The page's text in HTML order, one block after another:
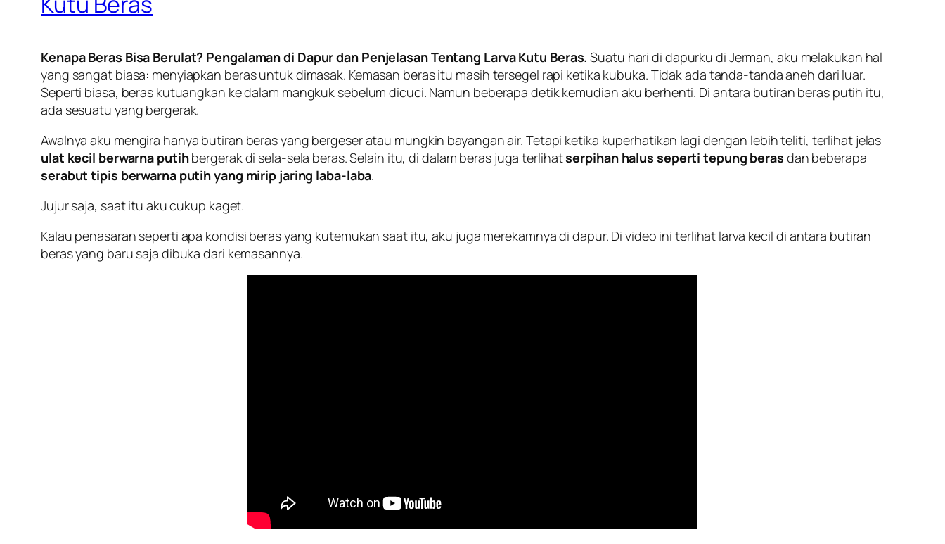
Kenapa Beras Bisa Berulat? Pengalaman di Dapur dan Penjelasan Tentang Larva Kutu Beras.Suatu hari di dapurku di Jerman, aku melakukan hal
yang sangat biasa: menyiapkan beras untuk dimasak. Kemasan beras itu masih tersegel rapi ketika kubuka. Tidak ada tanda-tanda aneh dari luar.
Seperti biasa, beras kutuangkan ke dalam mangkuk sebelum dicuci. Namun beberapa detik kemudian aku berhenti. Di antara butiran beras putih itu,
ada sesuatu yang bergerak.
Awalnya aku mengira hanya butiran beras yang bergeser atau mungkin bayangan air. Tetapi ketika kuperhatikan lagi dengan lebih teliti, terlihat jelas
ulat kecil berwarna putihbergerak di sela-sela beras. Selain itu, di dalam beras juga terlihatserpihan halus seperti tepung beras dan beberapa
serabut tipis berwarna putih yang mirip jaring laba-laba.
Jujur saja, saat itu aku cukup kaget.
Kalau penasaran seperti apa kondisi beras yang kutemukan saat itu, aku juga merekamnya di dapur. Di video ini terlihat larva kecil di antara butiran
beras yang baru saja dibuka dari kemasannya.